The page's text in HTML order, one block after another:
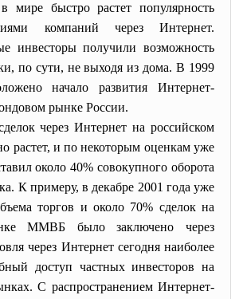
мире быстро растет популярность
компаний через Интернет.
инвесторы получили возможность
по сути, не выходя из дома. В 1999
начало развития Интернет-
рынке России.
через Интернет на российском
растет, и по некоторым оценкам уже
около 40% совокупного оборота
К примеру, в декабре 2001 года уже
торгов и около 70% сделок на
ММВБ было заключено через
через Интернет сегодня наиболее
доступ частных инвесторов на
С распространением Интернет-